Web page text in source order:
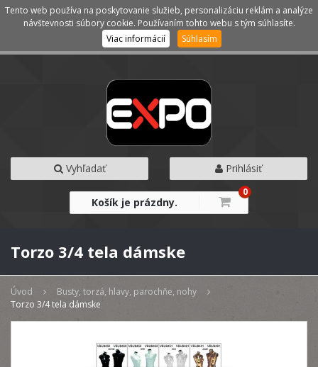
Kategórie Menu
Vyhľadať Prihlásiť
Košík je prázdny.
0
Torzo 3/4 tela dámske
Úvod
Busty, torzá, hlavy, parochňe, nohy
Torzo 3/4 tela dámske
Tento web používa na poskytovanie služieb, personalizáciu reklám a analýze
návštevnosti súbory cookie. Používaním tohto webu s tým súhlasíte.
Viac informácií
Súhlasím